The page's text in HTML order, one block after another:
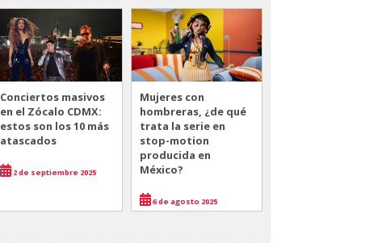
Conciertos masivos
en el Zócalo CDMX:
estos son los 10 más
atascados
2 de septiembre 2025
Mujeres con
hombreras, ¿de qué
trata la serie en
stop-motion
producida en
México?
6 de agosto 2025